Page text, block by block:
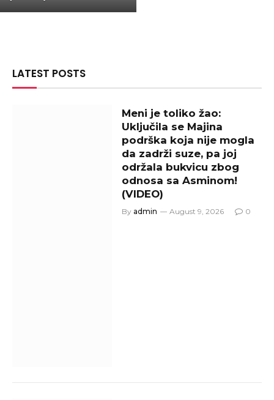
LATEST POSTS
Meni je toliko žao:
Uključila se Majina
podrška koja nije mogla
da zadrži suze, pa joj
održala bukvicu zbog
odnosa sa Asminom!
(VIDEO)
By admin August 9, 2026 0